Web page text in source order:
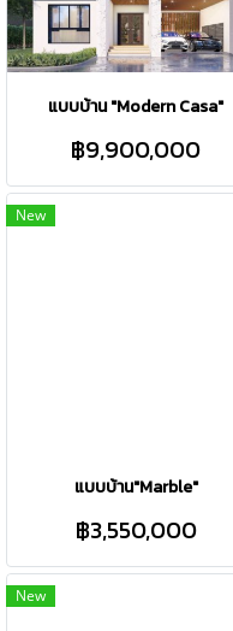
แบบบ้าน "Modern Casa"
฿9,900,000
New
แบบบ้าน"Marble"
฿3,550,000
New